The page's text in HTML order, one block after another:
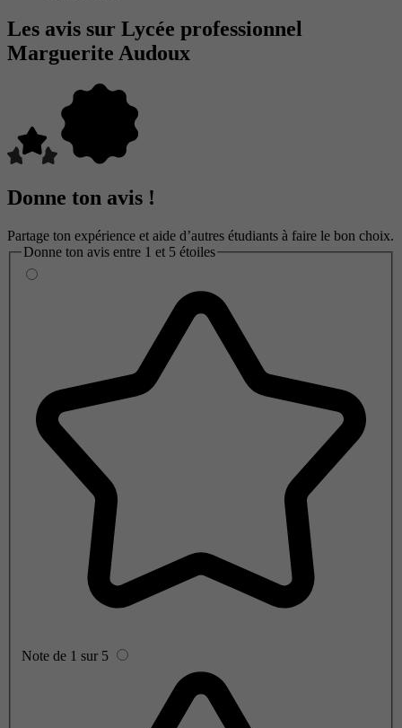
Les avis sur Lycée professionnel
Marguerite Audoux
Donne ton avis !
Partage ton expérience et aide d’autres étudiants à faire le bon choix.
Donne ton avis entre 1 et 5 étoiles
Note de 1 sur 5